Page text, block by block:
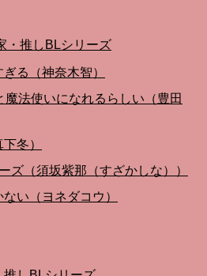
・推しBLシリーズ
る（神奈木智）
魔法使いになれるらしい（豊田
冬）
ズ（須坂紫那（すざかしな））
い（ヨネダコウ）